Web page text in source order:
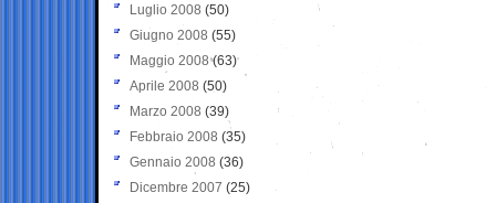
Luglio 2008 (50)
Giugno 2008 (55)
Maggio 2008(63)
Aprile 2008 (50)
Marzo 2008 (39)
Febbraio 2008 (35)
Gennaio 2008 (36)
Dicembre 2007 (25)